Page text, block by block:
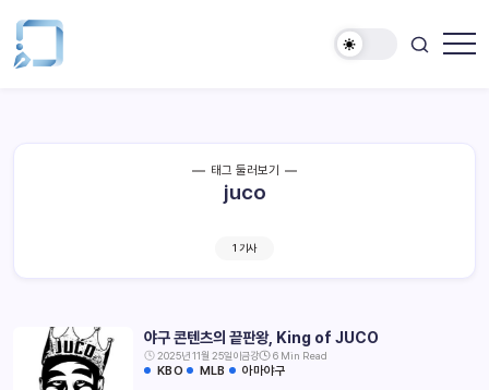
태그 둘러보기
juco
1 기사
야구 콘텐츠의 끝판왕, King of JUCO
2025년 11월 25일이금강 6 Min Read
KBO MLB 아마야구